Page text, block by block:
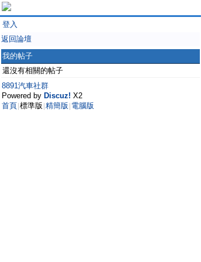
登入
返回論壇
我的帖子
還沒有相關的帖子
8891汽車社群
Powered by Discuz! X2
首頁 標準版 精簡版 電腦版